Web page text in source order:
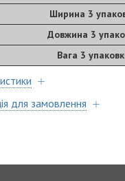
Ширина 3
Довжина 3
Вага 3
для замовлення